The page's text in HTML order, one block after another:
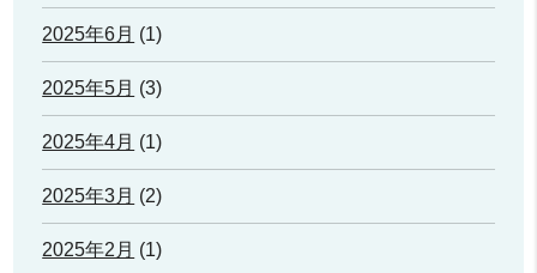
2025年6月 (1)
2025年5月 (3)
2025年4月 (1)
2025年3月 (2)
2025年2月 (1)